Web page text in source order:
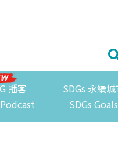
播客
SDGs 永續
SDGs Goals